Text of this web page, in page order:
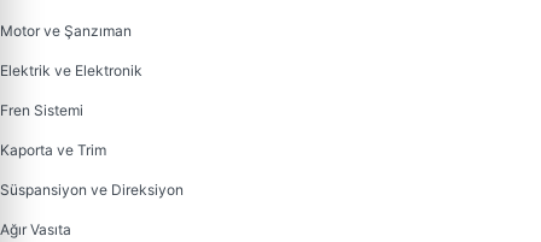
Motor ve Şanzıman
Elektrik ve Elektronik
Fren Sistemi
Kaporta ve Trim
Süspansiyon ve Direksiyon
Ağır Vasıta